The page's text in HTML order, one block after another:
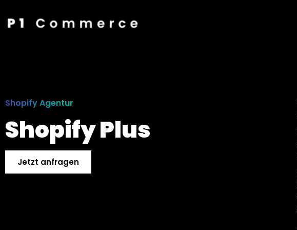
Shopify Agentur
Shopify Plus
Jetzt anfragen